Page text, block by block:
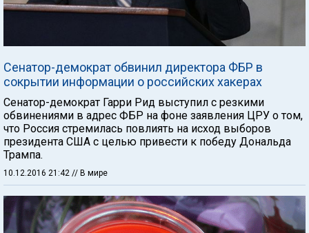
Сенатор-демократ обвинил директора ФБР в
сокрытии информации о российских хакерах
Сенатор-демократ Гарри Рид выступил с резкими
обвинениями в адрес ФБР на фоне заявления ЦРУ о том,
что Россия стремилась повлиять на исход выборов
президента США с целью привести к победу Дональда
Трампа.
10.12.2016 21:42 // В мире